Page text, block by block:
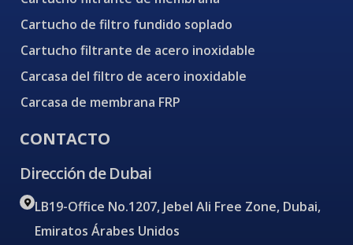
Cartucho de filtro fundido soplado
Cartucho filtrante de acero inoxidable
Carcasa del filtro de acero inoxidable
Carcasa de membrana FRP
CONTACTO
Dirección de Dubai
LB19-Office No.1207, Jebel Ali Free Zone, Dubai,
Emiratos Árabes Unidos